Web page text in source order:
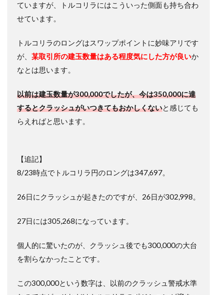
ていますが、トルコリラにはこういった側面も持ち合わ
せています。
トルコリラのロングはスワップポイントに妙味アリです
が、 某取引所の建玉数量はある程度気にした方が良いか
なとは思います。
以前は建玉数量が300,000でしたが、今は350,000に達
するとクラッシュがいつきてもおかしくないと感じても
らえればと思います。
【追記】
8/23時点でトルコリラ円のロングは347,697。
26日にクラッシュが起きたのですが、26日が302,998。
27日には305,268になっています。
個人的に驚いたのが、クラッシュ後でも300,000の大台
を割らなかったことです。
この300,000という数字は、以前のクラッシュ警戒水準